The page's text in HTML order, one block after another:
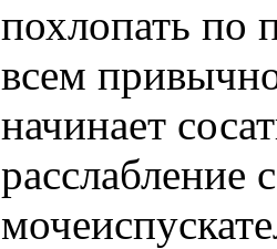
похлопать по
всем
начинает
расслабление